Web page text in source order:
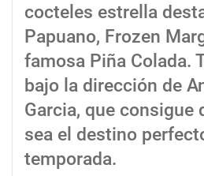
cocteles estrella
Papuano, Frozen
famosa Piña Colada.
bajo la dirección de
Garcia, que consigue
sea el destino
temporada.